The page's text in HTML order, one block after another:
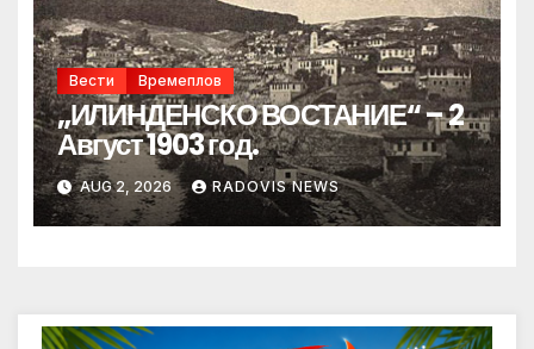
Вести Времеплов
„ИЛИНДЕНСКО ВОСТАНИЕ“ – 2
Август 1903 год.
AUG 2, 2026 RADOVIS NEWS